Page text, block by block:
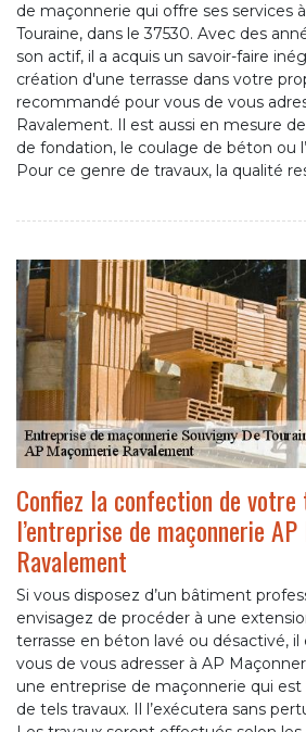
de maçonnerie qui offre ses services
Touraine, dans le 37530. Avec des
son actif, il a acquis un savoir-faire
création d'une terrasse dans votre
recommandé pour vous de vous
Ravalement. Il est aussi en mesure
de fondation, le coulage de béton ou
Pour ce genre de travaux, la qualité
Confiez la confection de
l’entreprise de maçonnerie
Ravalement
Si vous disposez d’un bâtiment
envisagez de procéder à une
terrasse en béton lavé ou désactivé,
vous de vous adresser à AP
une entreprise de maçonnerie qui
de tels travaux. Il l’exécutera sans